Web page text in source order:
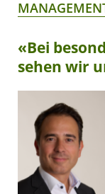
«Bei
sehen wir